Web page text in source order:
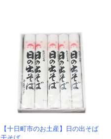
【十日町市のお土産】日の出そば